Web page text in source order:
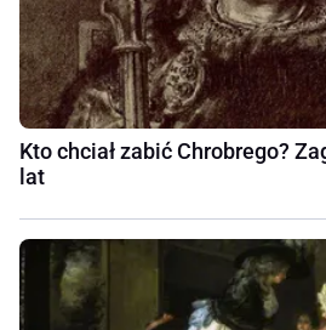
Kto chciał zabić Chrobrego?
lat